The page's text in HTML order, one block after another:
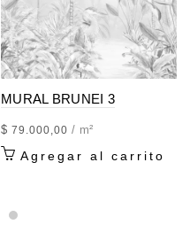
MURAL BRUNEI 3
$ 79.000,00 / m²
Agregar al carrito